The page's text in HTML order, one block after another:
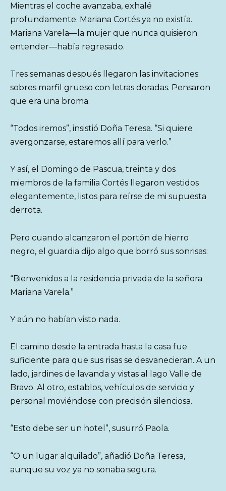
Mientras el coche avanzaba, exhalé
profundamente. Mariana Cortés ya no existía.
Mariana Varela—la mujer que nunca quisieron
entender—había regresado.
Tres semanas después llegaron las invitaciones:
sobres marfil grueso con letras doradas. Pensaron
que era una broma.
“Todos iremos”, insistió Doña Teresa. “Si quiere
avergonzarse, estaremos allí para verlo.”
Y así, el Domingo de Pascua, treinta y dos
miembros de la familia Cortés llegaron vestidos
elegantemente, listos para reírse de mi supuesta
derrota.
Pero cuando alcanzaron el portón de hierro
negro, el guardia dijo algo que borró sus sonrisas:
“Bienvenidos a la residencia privada de la señora
Mariana Varela.”
Y aún no habían visto nada.
El camino desde la entrada hasta la casa fue
suficiente para que sus risas se desvanecieran. A un
lado, jardines de lavanda y vistas al lago Valle de
Bravo. Al otro, establos, vehículos de servicio y
personal moviéndose con precisión silenciosa.
“Esto debe ser un hotel”, susurró Paola.
“O un lugar alquilado”, añadió Doña Teresa,
aunque su voz ya no sonaba segura.